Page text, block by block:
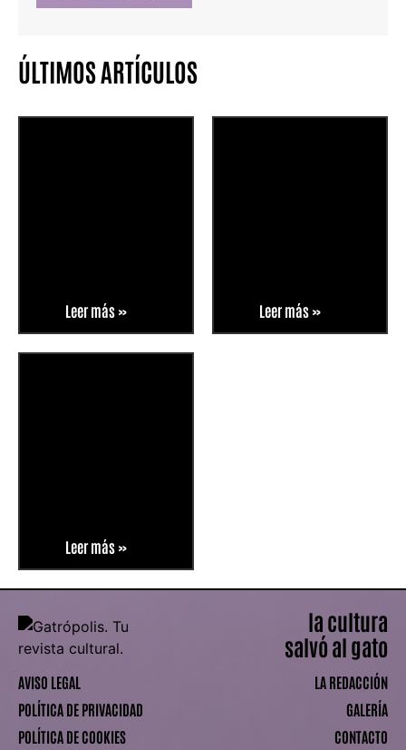
ÚLTIMOS ARTÍCULOS
Leer más » Leer más »
Leer más »
AVISO LEGAL
POLÍTICA DE PRIVACIDAD
POLÍTICA DE COOKIES
la cultura
salvó al gato
LA REDACCIÓN
GALERÍA
CONTACTO